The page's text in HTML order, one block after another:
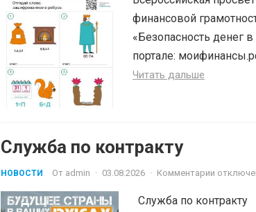
финансовой
«Безопасность денег
портале:
Читать дальше
Служба по контракту
НОВОСТИ От admin · 03.08.2026 · Комментарии
Служба по контракту